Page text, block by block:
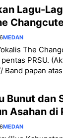
Lagu-
MEDAN
The
PRSU.
Band papan
Bunut dan
Asahan di
MEDAN